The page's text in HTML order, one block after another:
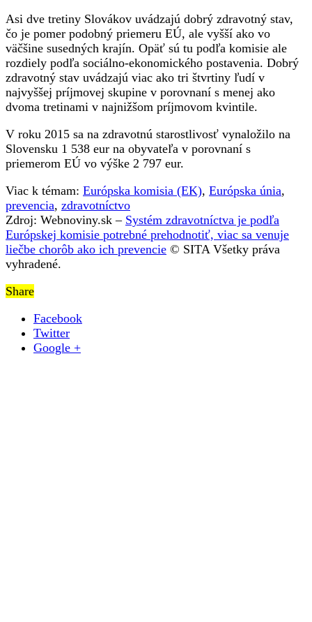
Asi dve tretiny Slovákov uvádzajú dobrý zdravotný stav,
čo je pomer podobný priemeru EÚ, ale vyšší ako vo
väčšine susedných krajín. Opäť sú tu podľa komisie ale
rozdiely podľa sociálno-ekonomického postavenia. Dobrý
zdravotný stav uvádzajú viac ako tri štvrtiny ľudí v
najvyššej príjmovej skupine v porovnaní s menej ako
dvoma tretinami v najnižšom príjmovom kvintile.
V roku 2015 sa na zdravotnú starostlivosť vynaložilo na
Slovensku 1 538 eur na obyvateľa v porovnaní s
priemerom EÚ vo výške 2 797 eur.
Viac k témam: Európska komisia (EK), Európska únia,
prevencia, zdravotníctvo
Zdroj: Webnoviny.sk – Systém zdravotníctva je podľa
Európskej komisie potrebné prehodnotiť, viac sa venuje
liečbe chorôb ako ich prevencie © SITA Všetky práva
vyhradené.
Share
Facebook
Twitter
Google +